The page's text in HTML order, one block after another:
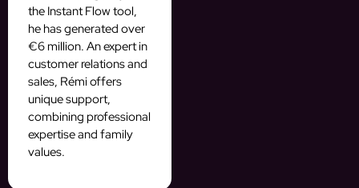
the Instant Flow tool,
he has generated over
€6 million. An expert in
customer relations and
sales, Rémi offers
unique support,
combining professional
expertise and family
values.